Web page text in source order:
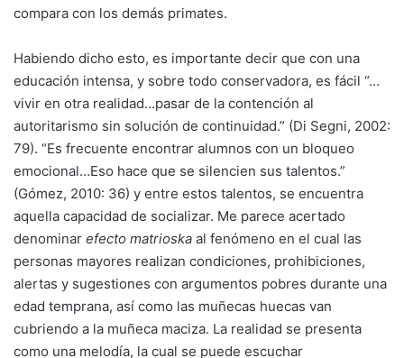
compara con los demás primates.
Habiendo dicho esto, es importante decir que con una
educación intensa, y sobre todo conservadora, es fácil “…
vivir en otra realidad…pasar de la contención al
autoritarismo sin solución de continuidad.” (Di Segni, 2002:
79). “Es frecuente encontrar alumnos con un bloqueo
emocional…Eso hace que se silencien sus talentos.”
(Gómez, 2010: 36) y entre estos talentos, se encuentra
aquella capacidad de socializar. Me parece acertado
denominar efecto matrioska al fenómeno en el cual las
personas mayores realizan condiciones, prohibiciones,
alertas y sugestiones con argumentos pobres durante una
edad temprana, así como las muñecas huecas van
cubriendo a la muñeca maciza. La realidad se presenta
como una melodía, la cual se puede escuchar